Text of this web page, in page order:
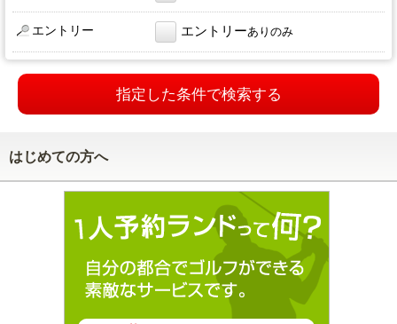
エントリー エントリーありのみ
指定した条件で検索する
はじめての方へ